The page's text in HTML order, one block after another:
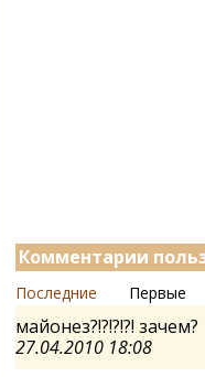
Комментарии
Последние Первые
майонез?!?!?!?! зачем?
27.04.2010 18:08